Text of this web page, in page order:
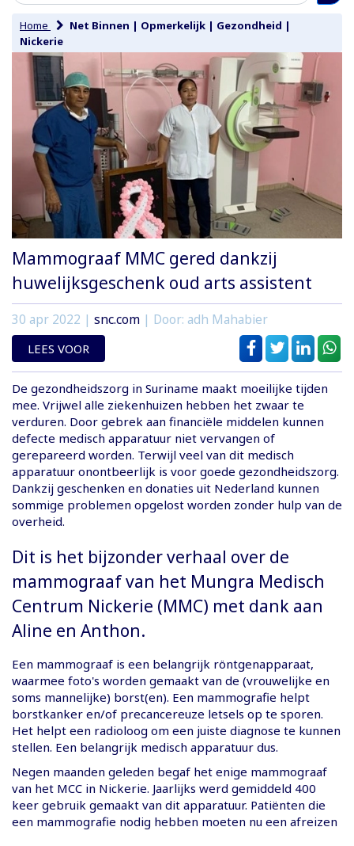
Home Net Binnen | Opmerkelijk | Gezondheid |
Nickerie
Mammograaf MMC gered dankzij
huwelijksgeschenk oud arts assistent
30 apr 2022 | snc.com | Door: adh Mahabier
LEES VOOR
De gezondheidszorg in Suriname maakt moeilijke tijden
mee. Vrijwel alle ziekenhuizen hebben het zwaar te
verduren. Door gebrek aan financiële middelen kunnen
defecte medisch apparatuur niet vervangen of
gerepareerd worden. Terwijl veel van dit medisch
apparatuur onontbeerlijk is voor goede gezondheidszorg.
Dankzij geschenken en donaties uit Nederland kunnen
sommige problemen opgelost worden zonder hulp van de
overheid.
Dit is het bijzonder verhaal over de
mammograaf van het Mungra Medisch
Centrum Nickerie (MMC) met dank aan
Aline en Anthon.
Een mammograaf is een belangrijk röntgenapparaat,
waarmee foto's worden gemaakt van de (vrouwelijke en
soms mannelijke) borst(en). Een mammografie helpt
borstkanker en/of precancereuze letsels op te sporen.
Het helpt een radioloog om een juiste diagnose te kunnen
stellen. Een belangrijk medisch apparatuur dus.
Negen maanden geleden begaf het enige mammograaf
van het MCC in Nickerie. Jaarlijks werd gemiddeld 400
keer gebruik gemaakt van dit apparatuur. Patiënten die
een mammografie nodig hebben moeten nu een afreizen